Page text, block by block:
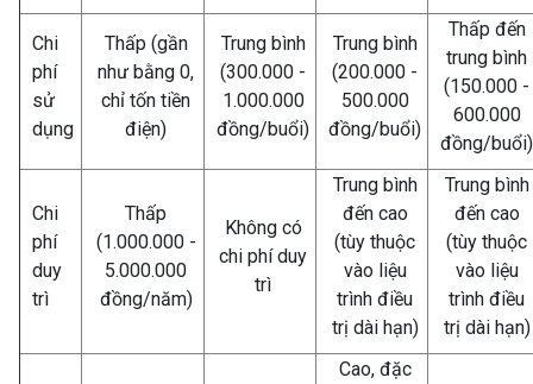
Chi
phí
sử
dụng
Thấp (gần
như bằng 0,
chỉ tốn tiền
điện)
Trung bình
(300.000 -
1.000.000
đồng/buổi)
Trung bình
(200.000 -
500.000
đồng/buổi)
Thấp đến
trung bình
(150.000 -
600.000
đồng/buổi)
Chi
phí
duy
trì
Thấp
(1.000.000 -
5.000.000
đồng/năm)
Không có
chi phí duy
trì
Trung bình
đến cao
(tùy thuộc
vào liệu
trình điều
trị dài hạn)
Trung bình
đến cao
(tùy thuộc
vào liệu
trình điều
trị dài hạn)
Cao, đặc